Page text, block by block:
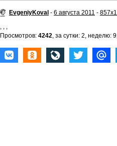
EvgeniyKoval - 6 августа 2011 -
, , ,
Просмотров: 4242, за сутки: 2, неделю: